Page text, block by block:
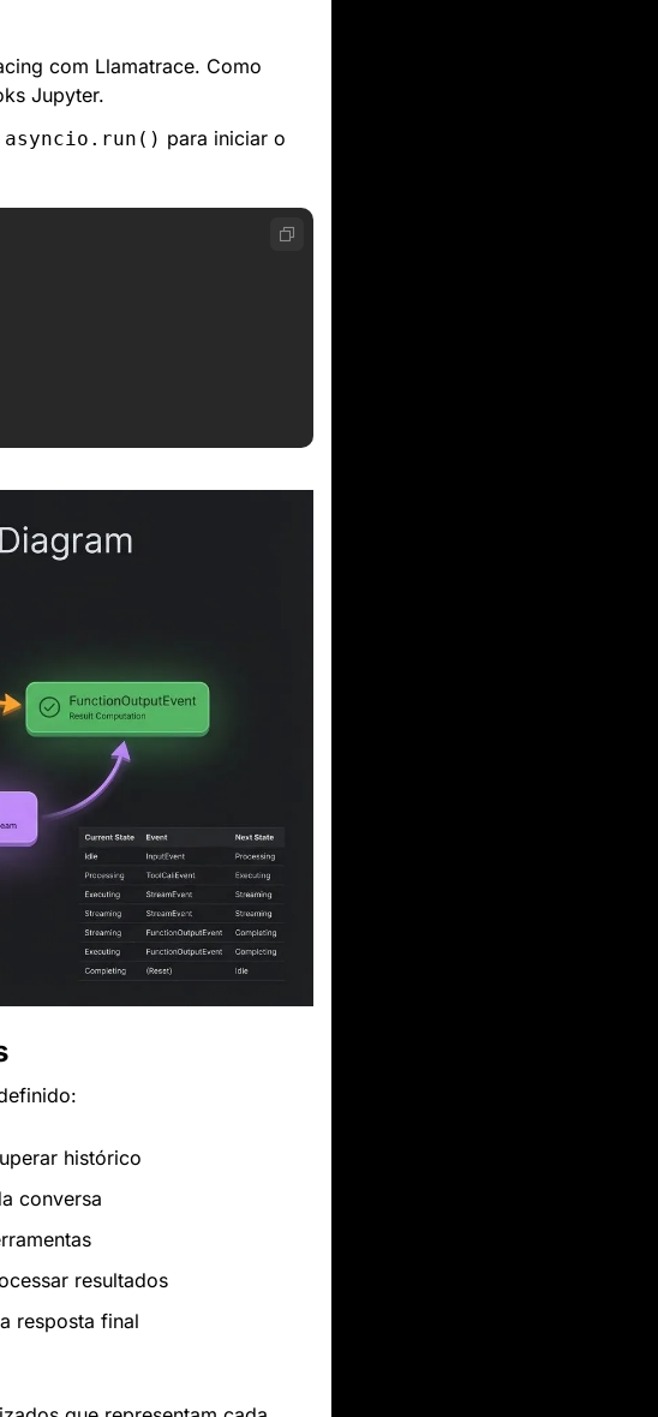
com Llamatrace. Como
Jupyter.
asyncio.run() para iniciar o
histórico
conversa
resultados
resposta final